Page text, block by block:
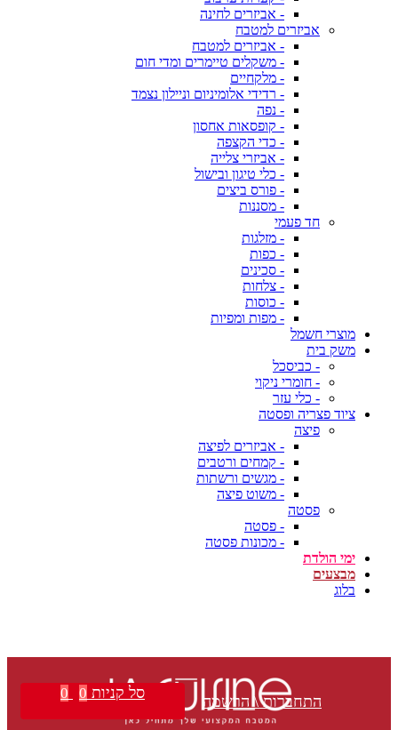
- אביזרים לחינה
אביזרים למטבח
- אביזרים למטבח
- משקלים טיימרים ומדי חום
- מלקחיים
- רדידי אלומיניום וניילון נצמד
- נפה
- קופסאות אחסון
- כדי הקצפה
- אביזרי צלייה
- כלי טיגון ובישול
- פורס ביצים
- מסננות
חד פעמי
- מזלגות
- כפות
- סכינים
- צלחות
- כוסות
- מפות ומפיות
מוצרי חשמל
משק בית
- כביסכל
- חומרי ניקוי
- כלי עזר
ציוד פצריה ופסטה
פיצה
- אביזרים לפיצה
- קמחים ורטבים
- מגשים ורשתות
- משוט פיצה
פסטה
- פסטה
- מכונות פסטה
ימי הולדת
מבצעים
בלוג
התחברות \ הרשמה סל קניות 0
0